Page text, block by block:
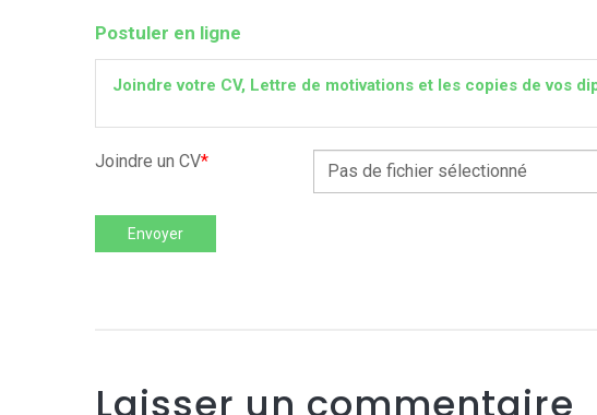
Postuler en ligne
Joindre votre CV, Lettre de motivations et les copies de vos
Joindre un CV* Pas de fichier sélectionné
Envoyer
Laisser un commentaire